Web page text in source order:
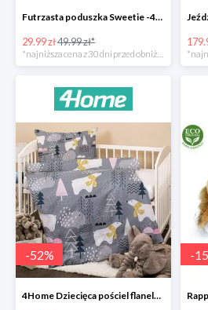
Futrzasta poduszka Sweetie -40%
29.99 zł49.99 zł*
*najniższa cena z 30 dni przed obniżką
-52%
4Home Dziecięca pościel flanelowa do łóżeczka Nordic Bear -52%
-15